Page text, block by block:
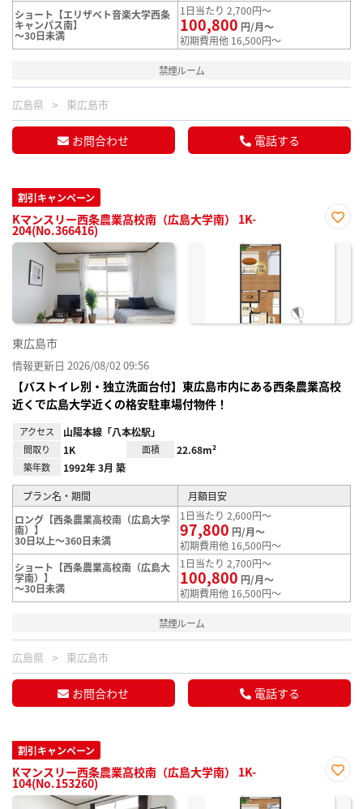
ショート【エリザベト音楽大学西条
キャンパス南】
～30日未満
1日当たり 2,700円～
100,800 円/月～
初期費用他 16,500円～
禁煙ルーム
広島県 東広島市
お問合わせ 電話する
割引キャンペーン
Kマンスリー西条農業高校南（広島大学南） 1K-
204(No.366416)
に入
東広島市
情報更新日 2026/08/02 09:56
【バストイレ別・独立洗面台付】東広島市内にある西条農業高校
近くで広島大学近くの格安駐車場付物件！
アクセス 山陽本線「八本松駅」
間取り 1K 面積 22.68m²
築年数 1992年 3月 築
プラン名・期間
月額目安
ロング【西条農業高校南（広島大学
南）】
30日以上～360日未満
1日当たり 2,600円～
97,800 円/月～
初期費用他 16,500円～
ショート【西条農業高校南（広島大
学南）】
～30日未満
1日当たり 2,700円～
100,800 円/月～
初期費用他 16,500円～
禁煙ルーム
広島県 東広島市
お問合わせ 電話する
割引キャンペーン
Kマンスリー西条農業高校南（広島大学南） 1K-
104(No.153260)
に入